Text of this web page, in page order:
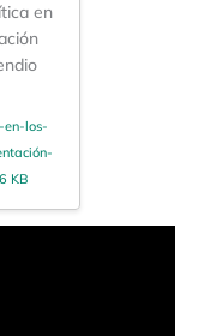
en
en-los-
KB